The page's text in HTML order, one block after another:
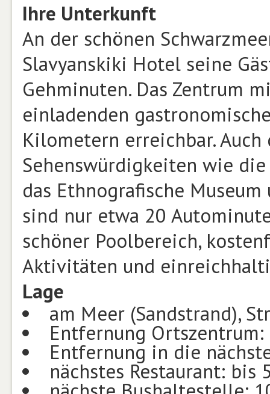
Ihre Unterkunft
An der schönen
Slavyanskiki Hotel seine
Gehminuten. Das Zentrum
einladenden
Kilometern erreichbar.
Sehenswürdigkeiten wie
das Ethnografische
sind nur etwa 20
schöner Poolbereich,
Aktivitäten und
Lage
am Meer (Sandstrand),
Entfernung
Entfernung in die
nächstes Restaurant: bis